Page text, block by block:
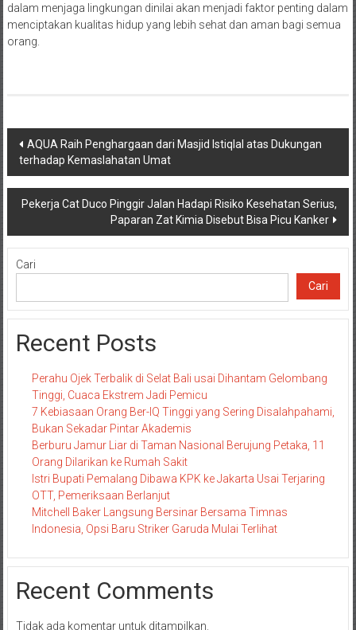
dalam menjaga lingkungan dinilai akan menjadi faktor penting dalam
menciptakan kualitas hidup yang lebih sehat dan aman bagi semua
orang.
Navigasi
pos
AQUA Raih Penghargaan dari Masjid Istiqlal atas Dukungan
terhadap Kemaslahatan Umat
Pekerja Cat Duco Pinggir Jalan Hadapi Risiko Kesehatan Serius,
Paparan Zat Kimia Disebut Bisa Picu Kanker
Cari
Cari
Recent Posts
Perahu Ojek Terbalik di Selat Bali usai Dihantam Gelombang
Tinggi, Cuaca Ekstrem Jadi Pemicu
7 Kebiasaan Orang Ber-IQ Tinggi yang Sering Disalahpahami,
Bukan Sekadar Pintar Akademis
Berburu Jamur Liar di Taman Nasional Berujung Petaka, 11
Orang Dilarikan ke Rumah Sakit
Istri Bupati Pemalang Dibawa KPK ke Jakarta Usai Terjaring
OTT, Pemeriksaan Berlanjut
Mitchell Baker Langsung Bersinar Bersama Timnas
Indonesia, Opsi Baru Striker Garuda Mulai Terlihat
Recent Comments
Tidak ada komentar untuk ditampilkan.